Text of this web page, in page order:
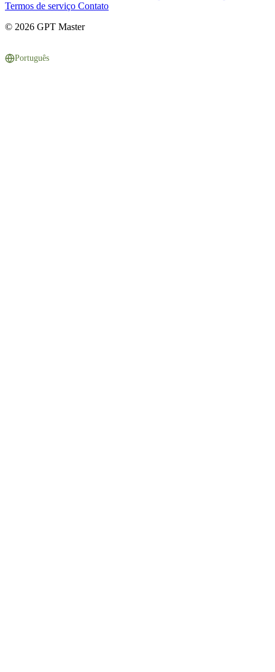
Termos de serviço Contato
© 2026 GPT Master
Português